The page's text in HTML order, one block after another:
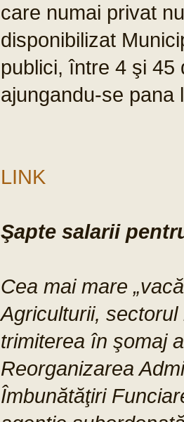
care numai privat
disponibilizat
publici, între 4 şi 45
ajungandu-se
LINK
Şapte salarii
Cea mai mare
Agriculturii,
trimiterea în şomaj
Reorganizarea
Îmbunătăţiri